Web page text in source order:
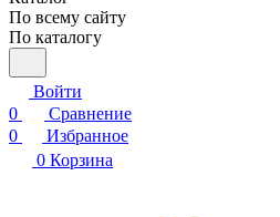
По всему сайту
По каталогу
Войти
0
Сравнение
0
Избранное
0 Корзина